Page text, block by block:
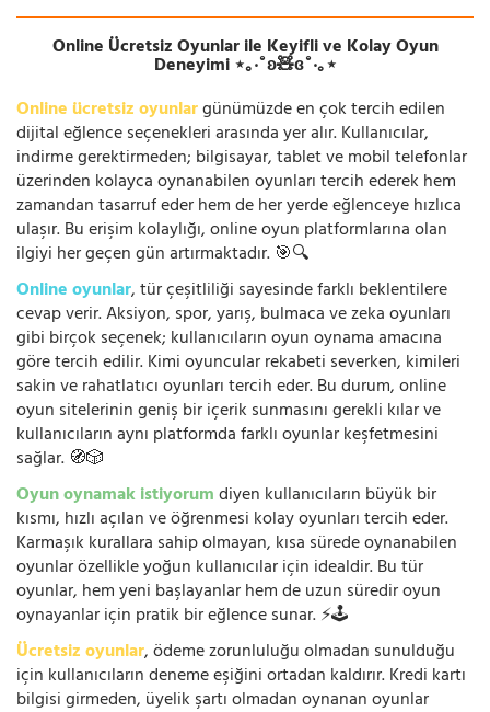
Online Ücretsiz Oyunlar ile Keyifli ve Kolay Oyun
Deneyimi ⋆｡‧˚ʚ🧸ɞ˚‧｡⋆
Online ücretsiz oyunlargünümüzde en çok tercih edilen
dijital eğlence seçenekleri arasında yer alır. Kullanıcılar,
indirme gerektirmeden; bilgisayar, tablet ve mobil telefonlar
üzerinden kolayca oynanabilen oyunları tercih ederek hem
zamandan tasarruf eder hem de her yerde eğlenceye hızlıca
ulaşır. Bu erişim kolaylığı, online oyun platformlarına olan
ilgiyi her geçen gün artırmaktadır. 🎯🔍
Online oyunlar, tür çeşitliliği sayesinde farklı beklentilere
cevap verir. Aksiyon, spor, yarış, bulmaca ve zeka oyunları
gibi birçok seçenek; kullanıcıların oyun oynama amacına
göre tercih edilir. Kimi oyuncular rekabeti severken, kimileri
sakin ve rahatlatıcı oyunları tercih eder. Bu durum, online
oyun sitelerinin geniş bir içerik sunmasını gerekli kılar ve
kullanıcıların aynı platformda farklı oyunlar keşfetmesini
sağlar. 🧭🎲
Oyun oynamak istiyorumdiyen kullanıcıların büyük bir
kısmı, hızlı açılan ve öğrenmesi kolay oyunları tercih eder.
Karmaşık kurallara sahip olmayan, kısa sürede oynanabilen
oyunlar özellikle yoğun kullanıcılar için idealdir. Bu tür
oyunlar, hem yeni başlayanlar hem de uzun süredir oyun
oynayanlar için pratik bir eğlence sunar. ⚡🕹️
Ücretsiz oyunlar, ödeme zorunluluğu olmadan sunulduğu
için kullanıcıların deneme eşiğini ortadan kaldırır. Kredi kartı
bilgisi girmeden, üyelik şartı olmadan oynanan oyunlar